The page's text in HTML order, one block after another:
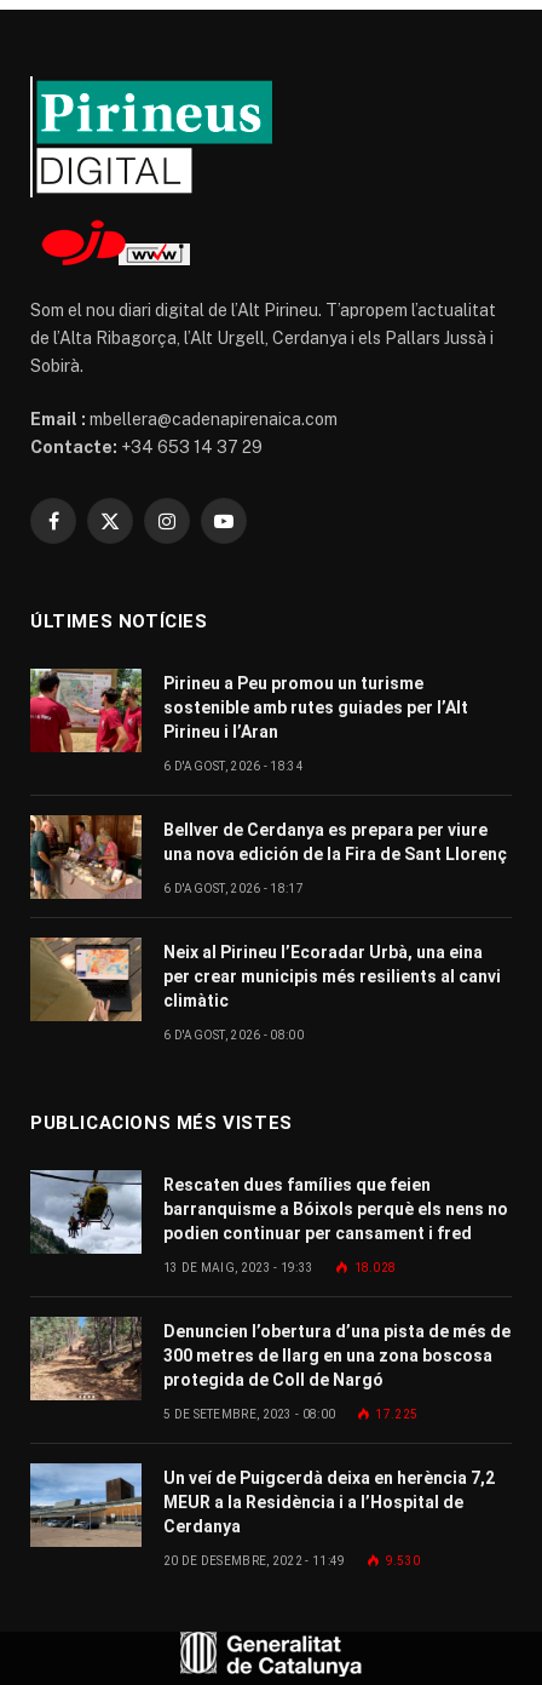
Som el nou diari digital de l’Alt Pirineu. T’apropem l’actualitat
de l’Alta Ribagorça, l’Alt Urgell, Cerdanya i els Pallars Jussà i
Sobirà.
Email : mbellera@cadenapirenaica.com
Contacte: +34 653 14 37 29
Facebook
X
InstagramYouTube
ÚLTIMES NOTÍCIES
Pirineu a Peu promou un turisme
sostenible amb rutes guiades per l’Alt
Pirineu i l’Aran
6 D'AGOST, 2026 - 18:34
Bellver de Cerdanya es prepara per viure
una nova edición de la Fira de Sant Llorenç
6 D'AGOST, 2026 - 18:17
Neix al Pirineu l’Ecoradar Urbà, una eina
per crear municipis més resilients al canvi
climàtic
6 D'AGOST, 2026 - 08:00
PUBLICACIONS MÉS VISTES
Rescaten dues famílies que feien
barranquisme a Bóixols perquè els nens no
podien continuar per cansament i fred
13 DE MAIG, 2023 - 19:33 18.028
Denuncien l’obertura d’una pista de més de
300 metres de llarg en una zona boscosa
protegida de Coll de Nargó
5 DE SETEMBRE, 2023 - 08:00 17.225
Un veí de Puigcerdà deixa en herència 7,2
MEUR a la Residència i a l’Hospital de
Cerdanya
20 DE DESEMBRE, 2022 - 11:49 9.530